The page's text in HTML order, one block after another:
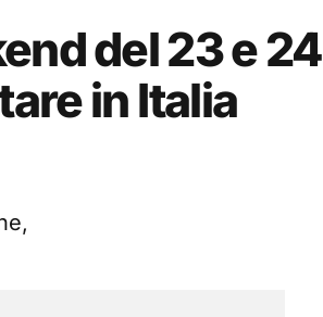
del 23 e 24
in Italia